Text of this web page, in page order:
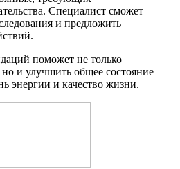
Специалист сможет
и предложить
поможет не только
и улучшить общее состояние
энергии и качество жизни.